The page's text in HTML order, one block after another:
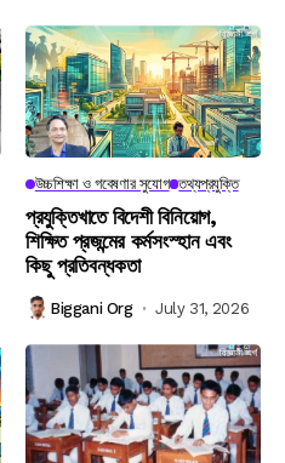
উচ্চশিক্ষা ও গবেষণার সুযোগ তথ্যপ্রযুক্তি
প্রযুক্তিখাতে বিদেশী বিনিয়োগ,
শিক্ষিত প্রজন্মের কর্মসংস্হান এবং
কিছু প্রতিবন্ধকতা
Biggani Org July 31, 2026